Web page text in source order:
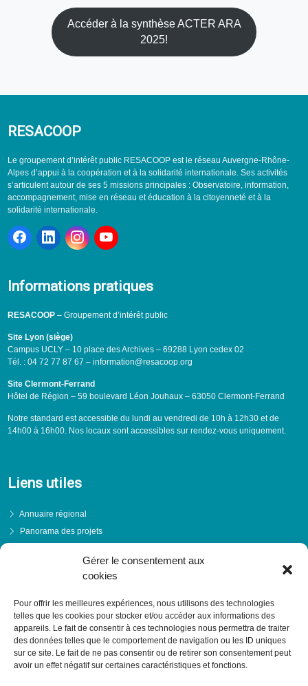
Gérer le consentement aux
cookies
Pour offrir les meilleures expériences, nous utilisons des technologies
telles que les cookies pour stocker et/ou accéder aux informations des
appareils. Le fait de consentir à ces technologies nous permettra de traiter
des données telles que le comportement de navigation ou les ID uniques
sur ce site. Le fait de ne pas consentir ou de retirer son consentement peut
avoir un effet négatif sur certaines caractéristiques et fonctions.
Accéder à la synthèse ACTER ARA
2025!
RESACOOP
Le groupement d’intérêt public RESACOOP est le réseau Auvergne-Rhône-
Alpes d’appui à la coopération et à la solidarité internationale. Ses activités
s’articulent autour de ses 5 missions principales : Observatoire, information,
accompagnement, mise en réseau et éducation à la citoyenneté et à la
solidarité internationale.
Informations pratiques
RESACOOP– Groupement d’intérêt public
Site Lyon (siège)
Campus UCLY – 10 place des Archives – 69288 Lyon cedex 02
Tél. : 04 72 77 87 67 – information@resacoop.org
Site Clermont-Ferrand
Hôtel de Région – 59 boulevard Léon Jouhaux – 63050 Clermont-Ferrand
Notre standard est accessible du lundi au vendredi de 10h à 12h30 et de
14h00 à 16h00. Nos locaux sont accessibles sur rendez-vous uniquement.
Liens utiles
Annuaire régional
Panorama des projets